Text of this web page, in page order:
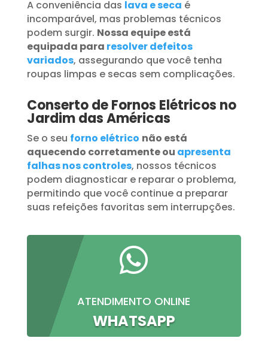
A conveniência das lava e seca é
incomparável, mas problemas técnicos
podem surgir. Nossa equipe está
equipada para resolver defeitos
variados, assegurando que você tenha
roupas limpas e secas sem complicações.
Conserto de Fornos Elétricos no
Jardim das Américas
Se o seu forno elétrico não está
aquecendo corretamente ou apresenta
falhas nos controles, nossos técnicos
podem diagnosticar e reparar o problema,
permitindo que você continue a preparar
suas refeições favoritas sem interrupções.

ATENDIMENTO ONLINE
WHATSAPP